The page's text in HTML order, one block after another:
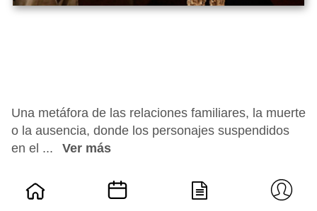
Una metáfora de las relaciones familiares, la muerte
o la ausencia, donde los personajes suspendidos
en el ...
Ver más